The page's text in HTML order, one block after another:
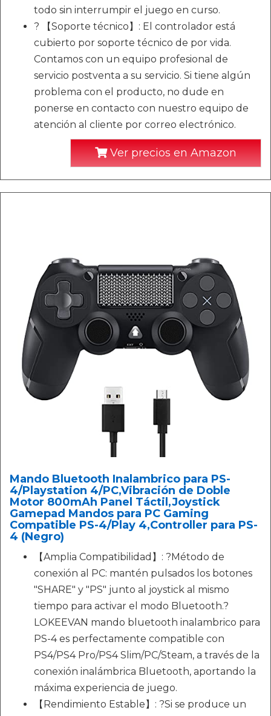
todo sin interrumpir el juego en curso.
? 【Soporte técnico】: El controlador está
cubierto por soporte técnico de por vida.
Contamos con un equipo profesional de
servicio postventa a su servicio. Si tiene algún
problema con el producto, no dude en
ponerse en contacto con nuestro equipo de
atención al cliente por correo electrónico.
Ver precios en Amazon
Mando Bluetooth Inalambrico para PS-
4/Playstation 4/PC,Vibración de Doble
Motor 800mAh Panel Táctil,Joystick
Gamepad Mandos para PC Gaming
Compatible PS-4/Play 4,Controller para PS-
4 (Negro)
【Amplia Compatibilidad】: ?Método de
conexión al PC: mantén pulsados los botones
"SHARE" y "PS" junto al joystick al mismo
tiempo para activar el modo Bluetooth.?
LOKEEVAN mando bluetooth inalambrico para
PS-4 es perfectamente compatible con
PS4/PS4 Pro/PS4 Slim/PC/Steam, a través de la
conexión inalámbrica Bluetooth, aportando la
máxima experiencia de juego.
【Rendimiento Estable】: ?Si se produce un